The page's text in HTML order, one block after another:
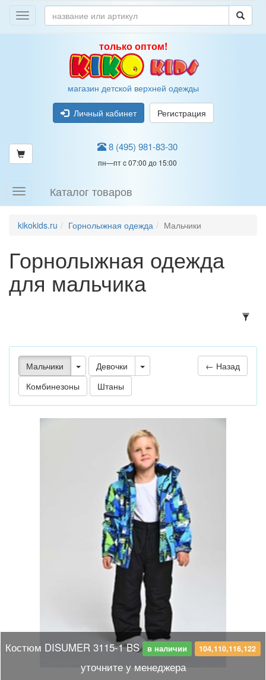
только оптом!
магазин детской верхней одежды
Личный кабинет Регистрация
8 (495) 981-83-30
пн—пт c 07:00 до 15:00
Каталог товаров
kikokids.ru Горнолыжная одежда Мальчики
Горнолыжная одежда
для мальчика
← Назад
Мальчики
Девочки
Комбинезоны
Штаны
Костюм DISUMER 3115-1 BS в наличии 104,110,116,122
уточните у менеджера